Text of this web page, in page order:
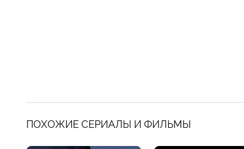
ПОХОЖИЕ СЕРИАЛЫ И ФИЛЬМЫ